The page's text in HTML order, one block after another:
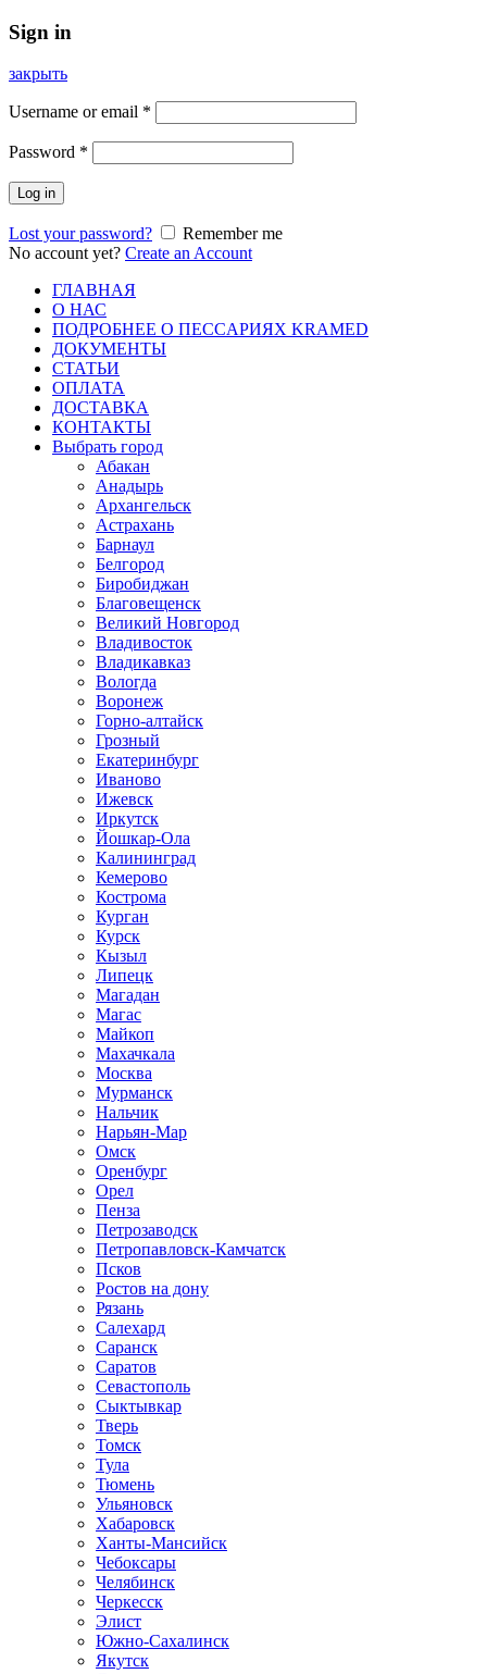
Sign in
закрыть
Username or email *
Password *
Log in
Lost your password?
Remember me
No account yet? Create an Account
ГЛАВНАЯ
О НАС
ПОДРОБНЕЕ О ПEСCАРИЯХ KRAMED
ДОКУМЕНТЫ
СТАТЬИ
ОПЛАТА
ДОСТАВКА
КОНТАКТЫ
Выбрать город
Абакан
Анадырь
Архангельск
Астрахань
Барнаул
Белгород
Биробиджан
Благовещенск
Великий Новгород
Владивосток
Владикавказ
Вологда
Воронеж
Горно-алтайск
Грозный
Екатеринбург
Иваново
Ижевск
Иркутск
Йошкар-Ола
Калининград
Кемерово
Кострома
Курган
Курск
Кызыл
Липецк
Магадан
Магас
Майкоп
Махачкала
Москва
Мурманск
Нальчик
Нарьян-Мар
Омск
Оренбург
Орел
Пенза
Петрозаводск
Петропавловск-Камчатск
Псков
Ростов на дону
Рязань
Салехард
Саранск
Саратов
Севастополь
Сыктывкар
Тверь
Томск
Тула
Тюмень
Ульяновск
Хабаровск
Ханты-Мансийск
Чебоксары
Челябинск
Черкесск
Элист
Южно-Сахалинск
Якутск